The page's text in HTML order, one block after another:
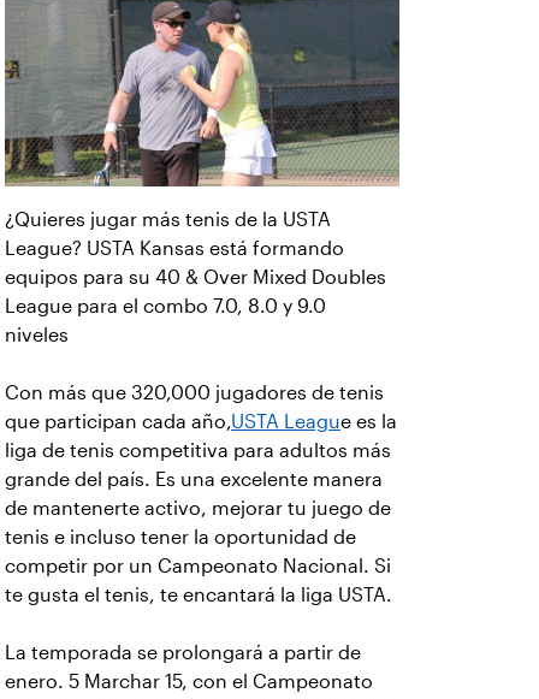
¿Quieres jugar más tenis de la USTA
League? USTA Kansas está formando
equipos para su 40 & Over Mixed Doubles
League para el combo 7.0, 8.0 y 9.0
niveles
Con más que 320,000 jugadores de tenis
que participan cada año,USTA League es la
liga de tenis competitiva para adultos más
grande del país. Es una excelente manera
de mantenerte activo, mejorar tu juego de
tenis e incluso tener la oportunidad de
competir por un Campeonato Nacional. Si
te gusta el tenis, te encantará la liga USTA.
La temporada se prolongará a partir de
enero. 5 Marchar 15, con el Campeonato